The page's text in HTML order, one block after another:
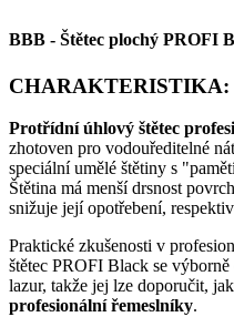
BBB - Štětec plochý PROFI
CHARAKTERISTIKA:
Protřídní úhlový štětec
zhotoven pro vodouředitelné
speciální umělé štětiny s
Štětina má menší drsnost
snižuje její opotřebení,
Praktické zkušenosti v
štětec PROFI Black se
lazur, takže jej lze doporučit,
profesionální řemeslníky.